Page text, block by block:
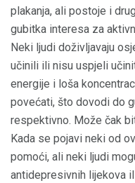
plakanja, ali postoje i
gubitka interesa za
Neki ljudi doživljavaju
učinili ili nisu uspjeli
energije i loša
povećati, što dovodi do
respektivno. Može čak
Kada se pojavi neki od
pomoći, ali neki ljudi
antidepresivnih lijekova